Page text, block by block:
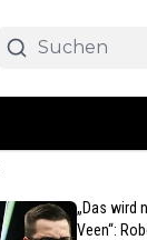
„Das wird
Veen“: